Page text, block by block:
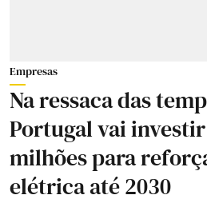
Empresas
Na ressaca das
Portugal vai
milhões para
elétrica até 2030